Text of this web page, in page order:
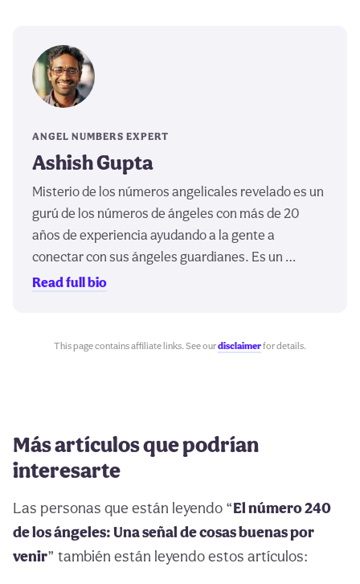
ANGEL NUMBERS EXPERT
Ashish Gupta
Misterio de los números angelicales revelado es un
gurú de los números de ángeles con más de 20
años de experiencia ayudando a la gente a
conectar con sus ángeles guardianes. Es un …
Read full bio
This page contains affiliate links. See ourdisclaimerfor details.
Más artículos que podrían
interesarte
Las personas que están leyendo “El número 240
de los ángeles: Una señal de cosas buenas por
venir” también están leyendo estos artículos: